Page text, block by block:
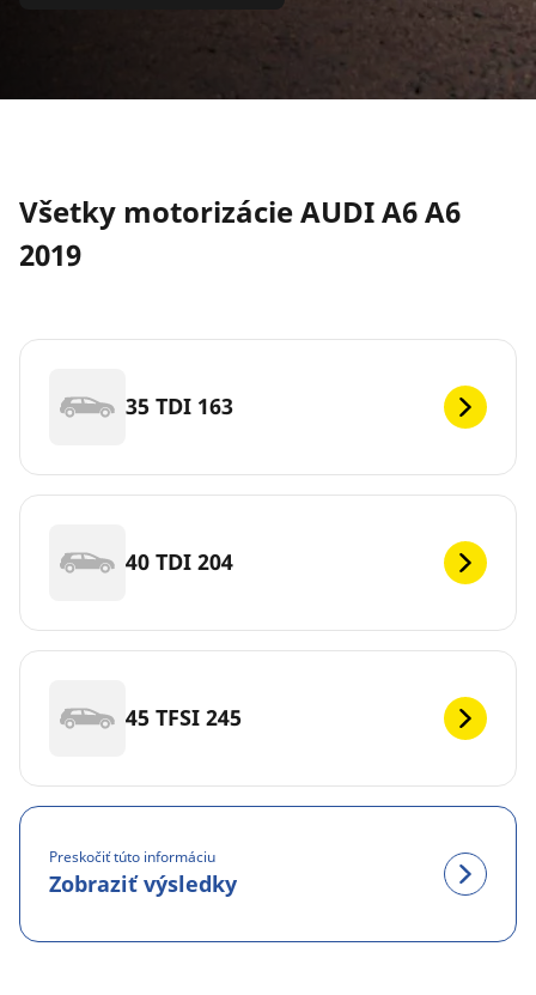
Všetky motorizácie AUDI A6 A6
2019
35 TDI 163
40 TDI 204
45 TFSI 245
Preskočiť túto informáciu
Zobraziť výsledky